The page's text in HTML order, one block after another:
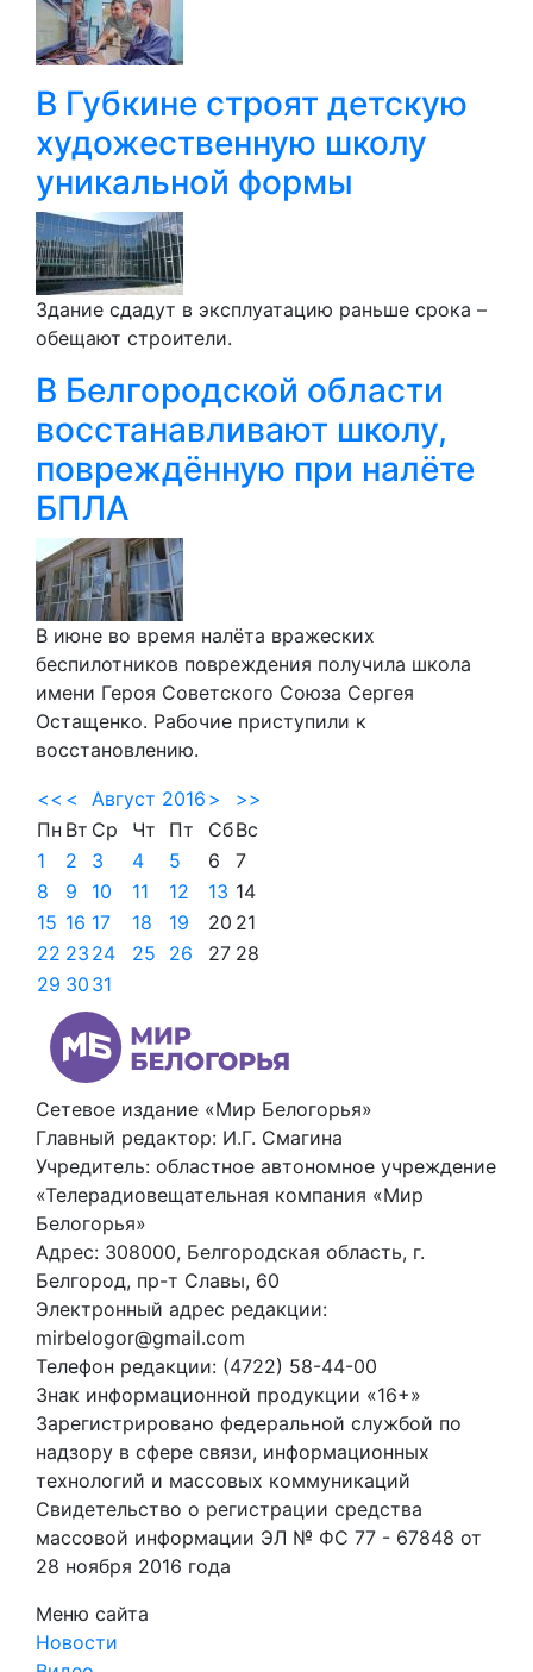
В Губкине строят детскую
художественную школу
уникальной формы
Здание сдадут в эксплуатацию раньше срока –
обещают строители.
В Белгородской области
восстанавливают школу,
повреждённую при налёте
БПЛА
В июне во время налёта вражеских
беспилотников повреждения получила школа
имени Героя Советского Союза Сергея
Остащенко. Рабочие приступили к
восстановлению.
<< < Август 2016 >
>>
Пн Вт Ср Чт Пт СбВс
1
2 3 4 5 6
7
8
9 10 11 12 13 14
15 16 17 18 19 20 21
22 23 24 25 26 27 28
29 30 31
Сетевое издание «Мир Белогорья»
Главный редактор: И.Г. Смагина
Учредитель: областное автономное учреждение
«Телерадиовещательная компания «Мир
Белогорья»
Адрес: 308000, Белгородская область, г.
Белгород, пр-т Славы, 60
Электронный адрес редакции:
mirbelogor@gmail.com
Телефон редакции: (4722) 58-44-00
Знак информационной продукции «16+»
Зарегистрировано федеральной службой по
надзору в сфере связи, информационных
технологий и массовых коммуникаций
Свидетельство о регистрации средства
массовой информации ЭЛ № ФС 77 - 67848 от
28 ноября 2016 года
Меню сайта
Новости